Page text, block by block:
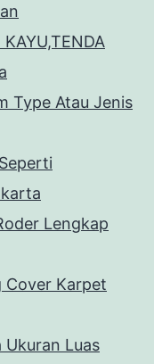
Type Atau Jenis
Lengkap
Cover Karpet
Ukuran Luas